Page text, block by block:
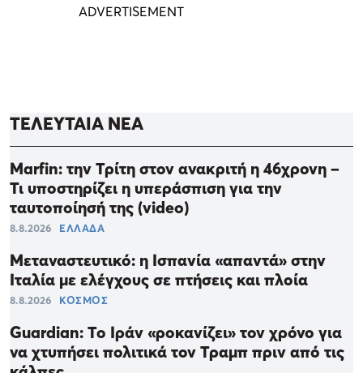
ΤΕΛΕΥΤΑΙΑ ΝΕΑ
Marfin: την Τρίτη στον ανακριτή η 46χρονη –
Τι υποστηρίζει η υπεράσπιση για την
ταυτοποίησή της (video)
8.8.2026 ΕΛΛΑΔΑ
Μεταναστευτικό: η Ισπανία «απαντά» στην
Ιταλία με ελέγχους σε πτήσεις και πλοία
8.8.2026 ΚΟΣΜΟΣ
Guardian: Το Ιράν «ροκανίζει» τον χρόνο για
να χτυπήσει πολιτικά τον Τραμπ πριν από τις